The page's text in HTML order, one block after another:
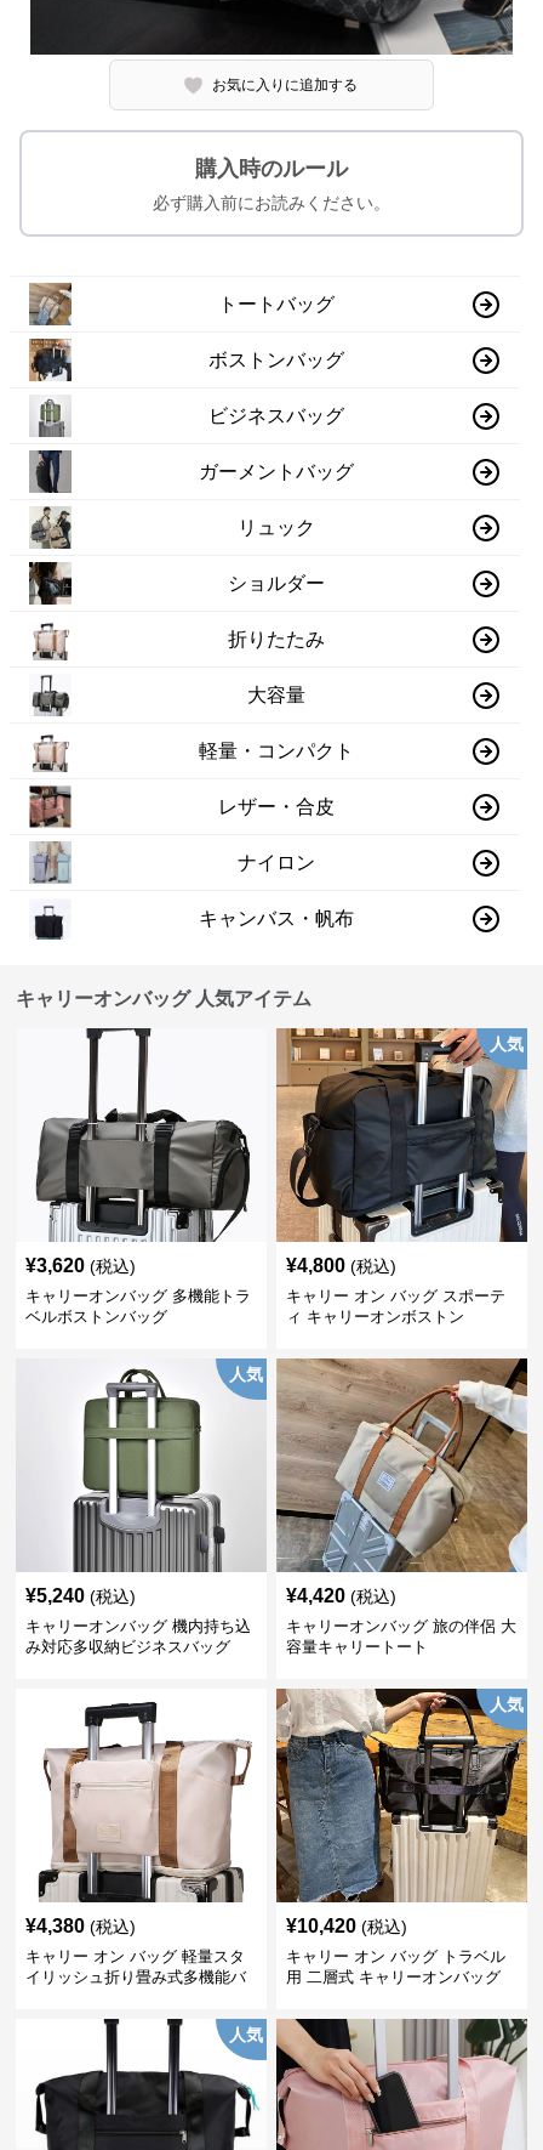
お気に入りに追加する
購入時のルール
必ず購入前にお読みください。
トートバッグ
ボストンバッグ
ビジネスバッグ
ガーメントバッグ
リュック
ショルダー
折りたたみ
大容量
軽量・コンパクト
レザー・合皮
ナイロン
キャンバス・帆布
キャリーオンバッグ 人気アイテム
¥3,620 (税込)
キャリーオンバッグ 多機能トラ
ベルボストンバッグ
人気
¥4,800 (税込)
キャリー オン バッグ スポーテ
ィ キャリーオンボストン
人気
¥5,240 (税込)
キャリーオンバッグ 機内持ち込
み対応多収納ビジネスバッグ
¥4,420 (税込)
キャリーオンバッグ 旅の伴侶 大
容量キャリートート
¥4,380 (税込)
キャリー オン バッグ 軽量スタ
イリッシュ折り畳み式多機能バ
人気
¥10,420 (税込)
キャリー オン バッグ トラベル
用 二層式 キャリーオンバッグ
人気